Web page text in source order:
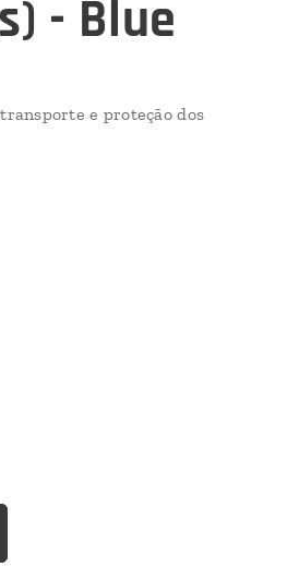
- Blue
e proteção dos